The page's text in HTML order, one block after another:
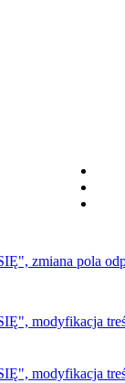
zmiana pola
modyfikacja
modyfikacja